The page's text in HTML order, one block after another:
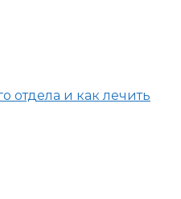
отдела и как лечить